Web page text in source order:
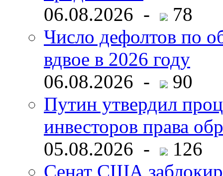
06.08.2026 -
78
Число дефолтов по
вдвое в 2026 году
06.08.2026 -
90
Путин утвердил
инвесторов права
05.08.2026 -
126
Сенат США